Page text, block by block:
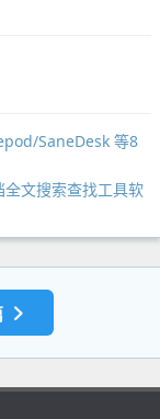
SaneDesk 等8
文搜索查找工具软